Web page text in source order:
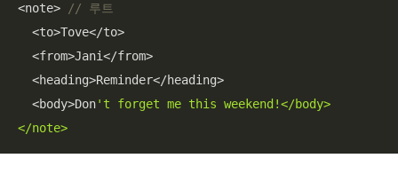
<note>
// 루트
  <to>Tove</to>
  <from>Jani</from>
  <heading>Reminder</heading>
  <body>Don
't forget me this weekend!</body>
</note>